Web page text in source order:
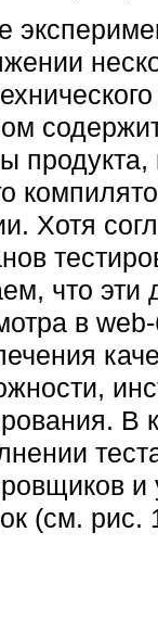
продукта,
Хотя
что эти
в
В
(см. рис.